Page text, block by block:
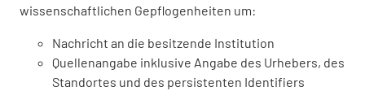
wissenschaftlichen Gepflogenheiten um:
Nachricht an die besitzende Institution
Quellenangabe inklusive Angabe des Urhebers, des
Standortes und des persistenten Identifiers